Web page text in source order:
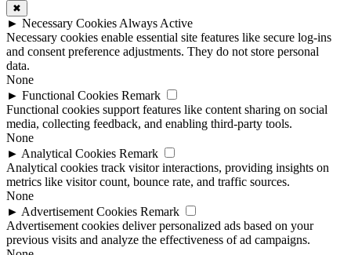
✖
► Necessary Cookies Always Active
Necessary cookies enable essential site features like secure log-ins
and consent preference adjustments. They do not store personal
data.
None
► Functional Cookies Remark
Functional cookies support features like content sharing on social
media, collecting feedback, and enabling third-party tools.
None
► Analytical Cookies Remark
Analytical cookies track visitor interactions, providing insights on
metrics like visitor count, bounce rate, and traffic sources.
None
► Advertisement Cookies Remark
Advertisement cookies deliver personalized ads based on your
previous visits and analyze the effectiveness of ad campaigns.